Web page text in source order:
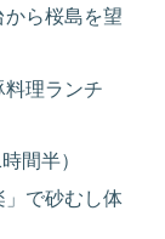
から桜島を望
料理ランチ
間半）
」で砂むし体